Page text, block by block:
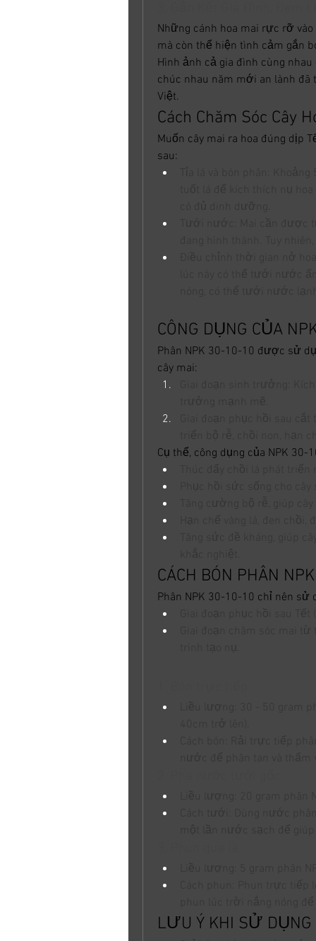
Những cánh hoa mai rực rỡ
mà còn thể hiện tình cảm gắn
Hình ảnh cả gia đình cùng nhau
chúc nhau năm mới an lành
Việt.
Cách Chăm Sóc Cây
Muốn cây mai ra hoa đúng dịp
sau:
CÔNG DỤNG CỦA
Phân NPK 30-10-10 được sử
cây mai:
Cụ thể, công dụng của NPK
CÁCH BÓN PHÂN
Phân NPK 30-10-10 chỉ nên sử
LƯU Ý KHI SỬ DỤNG